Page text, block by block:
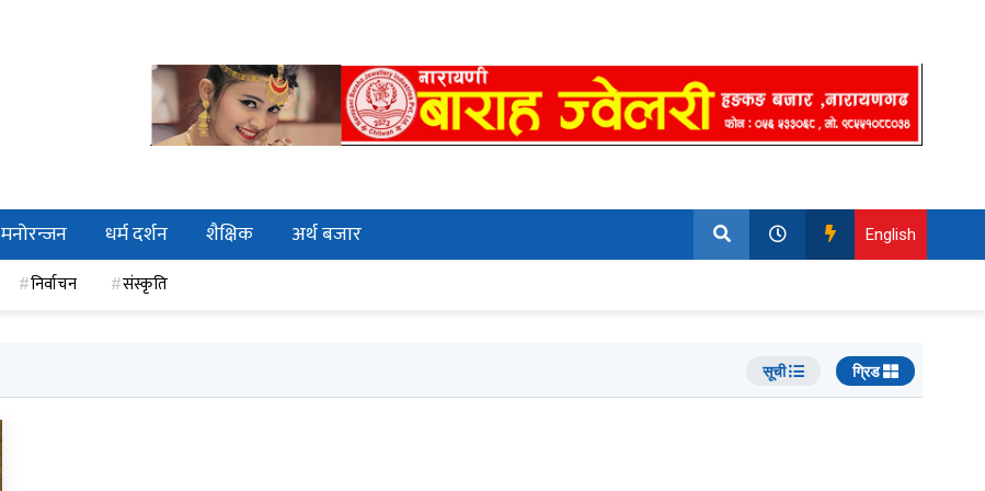
मनोरन्जन धर्म दर्शन शैक्षिक
अर्थ बजार
English
निर्वाचन संस्कृति
सूची ग्रिड